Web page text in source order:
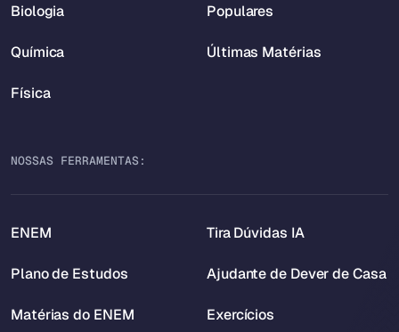
Biologia
Química
Física
Populares
Últimas Matérias
NOSSAS FERRAMENTAS:
ENEM
Plano de Estudos
Matérias do ENEM
Tira Dúvidas IA
Ajudante de Dever de Casa
Exercícios